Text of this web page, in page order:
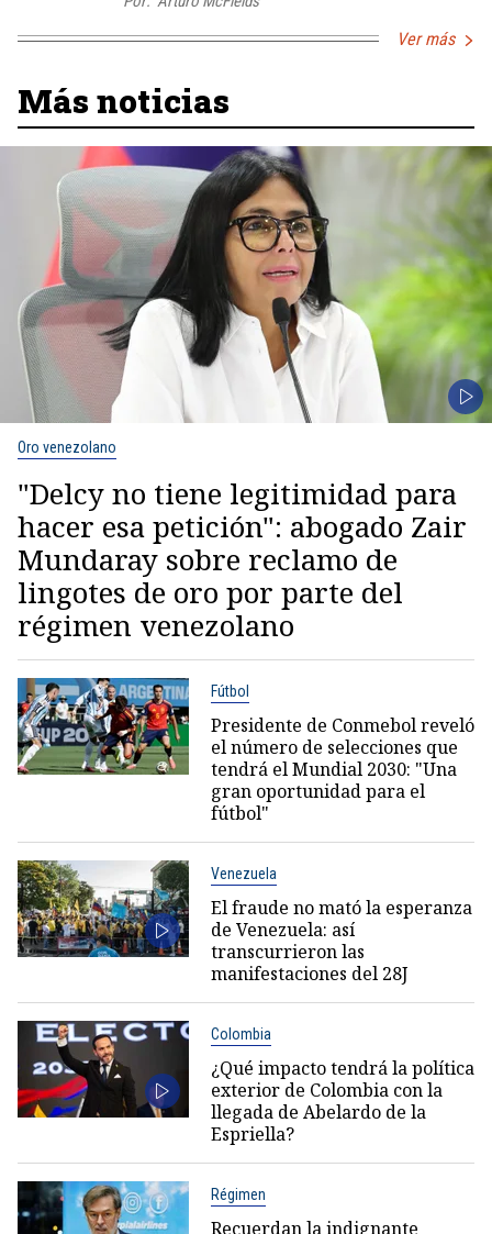
Ver más
Más noticias
Oro venezolano
"Delcy no tiene legitimidad para
hacer esa petición": abogado Zair
Mundaray sobre reclamo de
lingotes de oro por parte del
régimen venezolano
Fútbol
Presidente de Conmebol reveló
el número de selecciones que
tendrá el Mundial 2030: "Una
gran oportunidad para el
fútbol"
Venezuela
El fraude no mató la esperanza
de Venezuela: así
transcurrieron las
manifestaciones del 28J
Colombia
¿Qué impacto tendrá la política
exterior de Colombia con la
llegada de Abelardo de la
Espriella?
Régimen
Recuerdan la indignante